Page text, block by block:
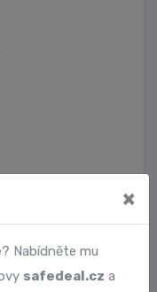
×
Nabídněte mu
safedeal.cz a